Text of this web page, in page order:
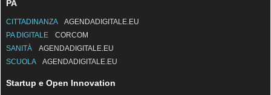
TURISMO
PA
CITTADINANZA
AGENDADIGITALE.EU
PA DIGITALE CORCOM
SCUOLA
AGENDADIGITALE.EU